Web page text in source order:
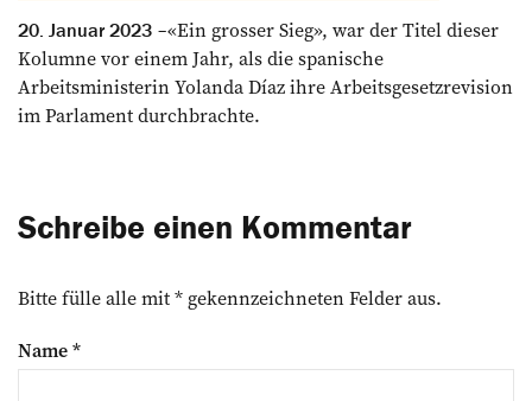
20. Januar 2023
«Ein grosser Sieg», war der Titel dieser
Kolumne vor einem Jahr, als die spanische
Arbeitsministerin Yolan­da Díaz ihre Arbeitsgesetzrevision
im Parlament durchbrachte.
Schreibe einen Kommentar
Bitte fülle alle mit * gekennzeichneten Felder aus.
Name*